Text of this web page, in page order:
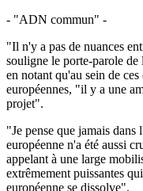
- "ADN commun" -
"Il n'y a pas de nuances
souligne le porte-parole
en notant qu'au sein de
européennes, "il y a une
projet".
"Je pense que jamais
européenne n'a été aussi
appelant à une large
extrêmement puissantes
européenne se dissolve".